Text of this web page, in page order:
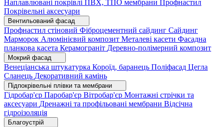
Наплавлювані покрівлі ПВХ, ТПО мембрани Профнастил
Покрівельні аксесуари
Вентильований фасад
Профнастил стіновий Фіброцементний сайдинг Сайдинг
Марморок Алюмінієвий композит Металеві касети Фасадна
планкова касета Керамограніт Деревно-полімерний композит
Мокрий фасад
Венеціанська штукатурка Короїд, баранець Поліфасад Цегла
Сланець Декоративний камінь
Підпокрівельні плівки та мембрани
Гідробар'єр Паробар'єр Вітробар'єр Монтажні стрічки та
аксесуари Дренажні та профільовані мембрани Відсічна
гідроізоляція
Благоустрій